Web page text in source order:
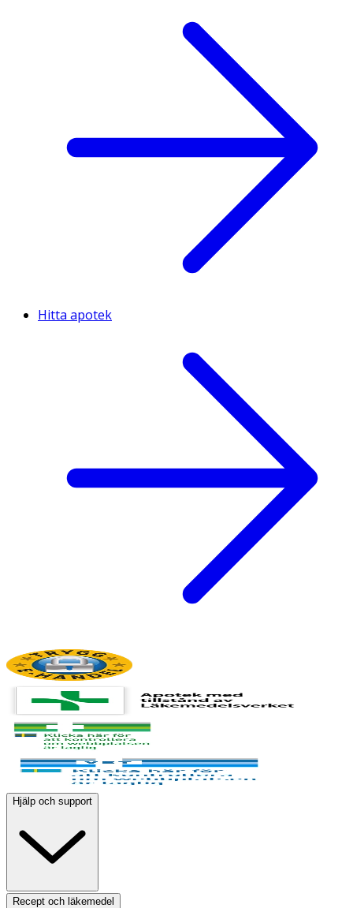
Hitta apotek
Hjälp och support
Recept och läkemedel